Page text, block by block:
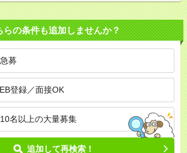
らの条件も追加しませんか？
募
登録／面接OK
名以上の大量募集
追加して再検索！